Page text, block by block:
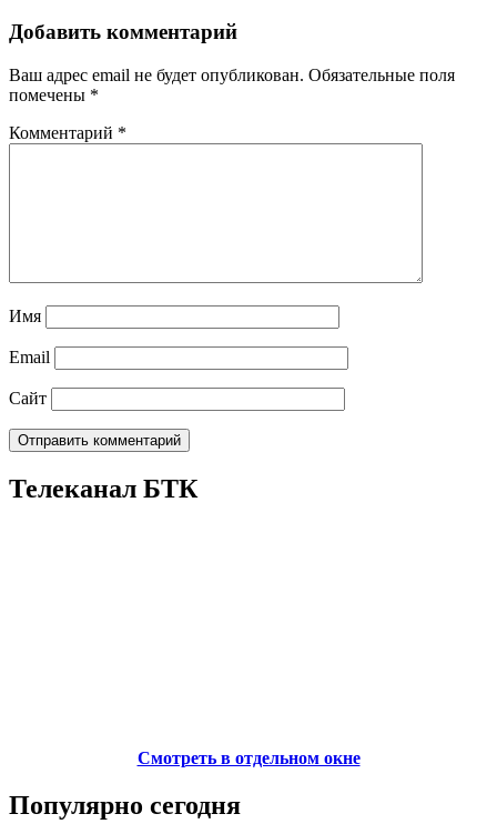
Добавить комментарий
Ваш адрес email не будет опубликован. Обязательные поля
помечены *
Комментарий *
Имя
Email
Сайт
Телеканал БТК
Смотреть в отдельном окне
Популярно сегодня